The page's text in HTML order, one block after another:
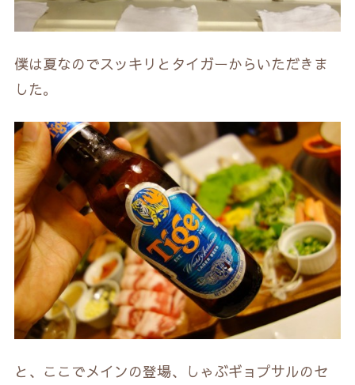
僕は夏なのでスッキリとタイガーからいただきま
した。
と、ここでメインの登場、しゃぶギョプサルのセ